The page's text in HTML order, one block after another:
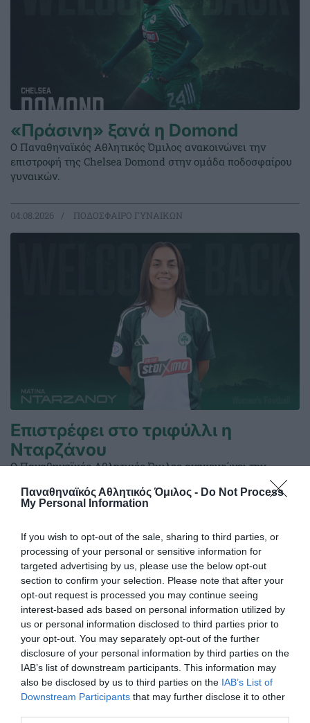
Παναθηναϊκός Αθλητικός Όμιλος - Do Not Process
My Personal Information
If you wish to opt-out of the sale, sharing to third parties, or
processing of your personal or sensitive information for
targeted advertising by us, please use the below opt-out
section to confirm your selection. Please note that after your
opt-out request is processed you may continue seeing
interest-based ads based on personal information utilized by
us or personal information disclosed to third parties prior to
your opt-out. You may separately opt-out of the further
disclosure of your personal information by third parties on the
IAB’s list of downstream participants. This information may
also be disclosed by us to third parties on the IAB’s List of
Downstream Participants that may further disclose it to other
«Πράσινη» ξανά η Domond
Ο Παναθηναϊκός Αθλητικός Όμιλος ανακοινώνει την
επιστροφή της Chelsea Domond στην ομάδα ποδοσφαίρου
γυναικών.
04.08.2026 ΠΟΔΟΣΦΑΙΡΟ ΓΥΝΑΙΚΩΝ
Επιστρέφει στο τριφύλλι η
Νταρζάνου
Ο Παναθηναϊκός Αθλητικός Όμιλος ανακοινώνει την
ποδοσφαίρου γυναικών.
04.08.2026 ΠΟΔΟΣΦΑΙΡΟ ΓΥΝΑΙΚΩΝ